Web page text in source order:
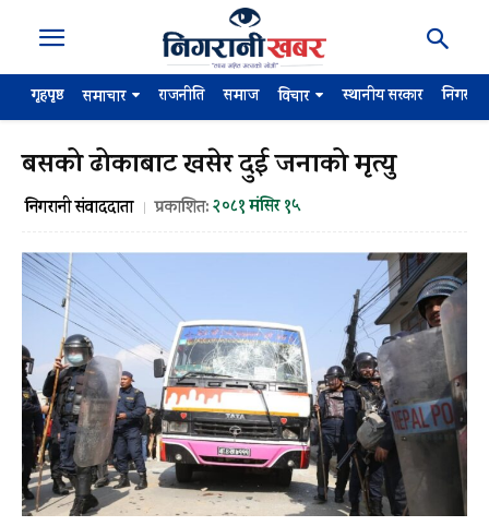
गृहपृष्ठ समाचार राजनीति समाज विचार स्थानीय सरकार
बसको ढोकाबाट खसेर दुई जनाको मृत्यु
निगरानी संवाददाता प्रकाशित:२०८१ मंसिर १५